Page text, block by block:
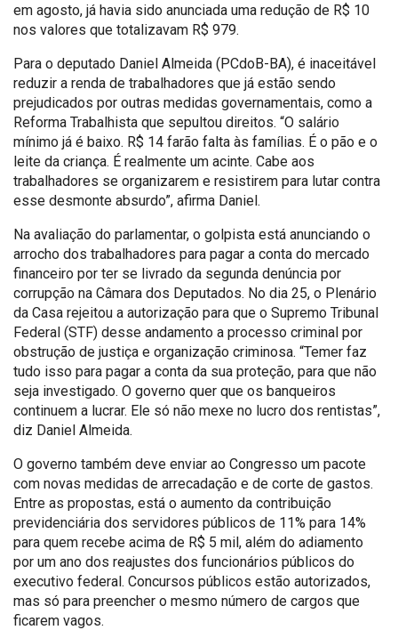
em agosto, já havia sido anunciada uma redução de R$ 10
nos valores que totalizavam R$ 979.
Para o deputado Daniel Almeida (PCdoB-BA), é inaceitável
reduzir a renda de trabalhadores que já estão sendo
prejudicados por outras medidas governamentais, como a
Reforma Trabalhista que sepultou direitos. “O salário
mínimo já é baixo. R$ 14 farão falta às famílias. É o pão e o
leite da criança. É realmente um acinte. Cabe aos
trabalhadores se organizarem e resistirem para lutar contra
esse desmonte absurdo”, afirma Daniel.
Na avaliação do parlamentar, o golpista está anunciando o
arrocho dos trabalhadores para pagar a conta do mercado
financeiro por ter se livrado da segunda denúncia por
corrupção na Câmara dos Deputados. No dia 25, o Plenário
da Casa rejeitou a autorização para que o Supremo Tribunal
Federal (STF) desse andamento a processo criminal por
obstrução de justiça e organização criminosa. “Temer faz
tudo isso para pagar a conta da sua proteção, para que não
seja investigado. O governo quer que os banqueiros
continuem a lucrar. Ele só não mexe no lucro dos rentistas”,
diz Daniel Almeida.
O governo também deve enviar ao Congresso um pacote
com novas medidas de arrecadação e de corte de gastos.
Entre as propostas, está o aumento da contribuição
previdenciária dos servidores públicos de 11% para 14%
para quem recebe acima de R$ 5 mil, além do adiamento
por um ano dos reajustes dos funcionários públicos do
executivo federal. Concursos públicos estão autorizados,
mas só para preencher o mesmo número de cargos que
ficarem vagos.